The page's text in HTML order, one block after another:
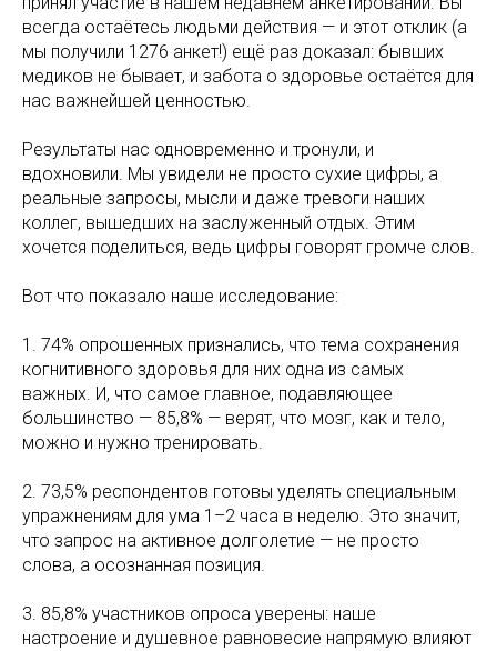
всегда остаётесь людьми действия — и этот отклик (а
мы получили 1276 анкет!) ещё раз доказал: бывших
медиков не бывает, и забота о здоровье остаётся для
нас важнейшей ценностью.
Результаты нас одновременно и тронули, и
вдохновили. Мы увидели не просто сухие цифры, а
реальные запросы, мысли и даже тревоги наших
коллег, вышедших на заслуженный отдых. Этим
хочется поделиться, ведь цифры говорят громче слов.
Вот что показало наше исследование:
1. 74% опрошенных признались, что тема сохранения
когнитивного здоровья для них одна из самых
важных. И, что самое главное, подавляющее
большинство — 85,8% — верят, что мозг, как и тело,
можно и нужно тренировать.
2. 73,5% респондентов готовы уделять специальным
упражнениям для ума 1–2 часа в неделю. Это значит,
что запрос на активное долголетие — не просто
слова, а осознанная позиция.
3. 85,8% участников опроса уверены: наше
настроение и душевное равновесие напрямую влияют